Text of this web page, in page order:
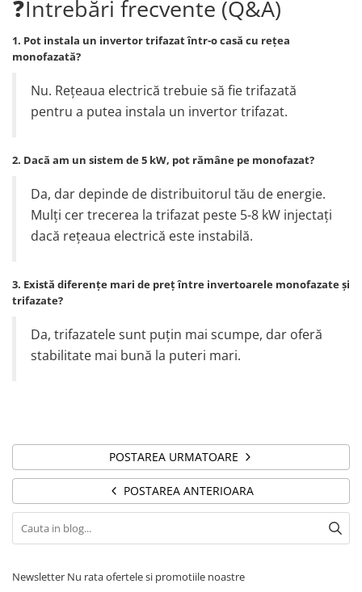
❓Întrebări frecvente (Q&A)
1. Pot instala un invertor trifazat într-o casă cu rețea
monofazată?
Nu. Rețeaua electrică trebuie să fie trifazată
pentru a putea instala un invertor trifazat.
2. Dacă am un sistem de 5 kW, pot rămâne pe monofazat?
Da, dar depinde de distribuitorul tău de energie.
Mulți cer trecerea la trifazat peste 5-8 kW injectați
dacă rețeaua electrică este instabilă.
3. Există diferențe mari de preț între invertoarele monofazate și
trifazate?
Da, trifazatele sunt puțin mai scumpe, dar oferă
stabilitate mai bună la puteri mari.
POSTAREA URMATOARE
POSTAREA ANTERIOARA
Newsletter Nu rata ofertele si promotiile noastre